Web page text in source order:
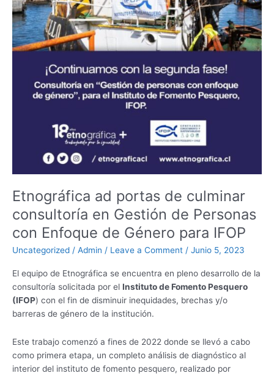
Etnográfica ad portas de culminar
consultoría en Gestión de Personas
con Enfoque de Género para IFOP
Uncategorized / Admin / Leave a Comment / Junio 5, 2023
El equipo de Etnográfica se encuentra en pleno desarrollo de la
consultoría solicitada por el Instituto de Fomento Pesquero
(IFOP) con el fin de disminuir inequidades, brechas y/o
barreras de género de la institución.
Este trabajo comenzó a fines de 2022 donde se llevó a cabo
como primera etapa, un completo análisis de diagnóstico al
interior del instituto de fomento pesquero, realizado por
en
Gestión
de
Personas
Enfoque